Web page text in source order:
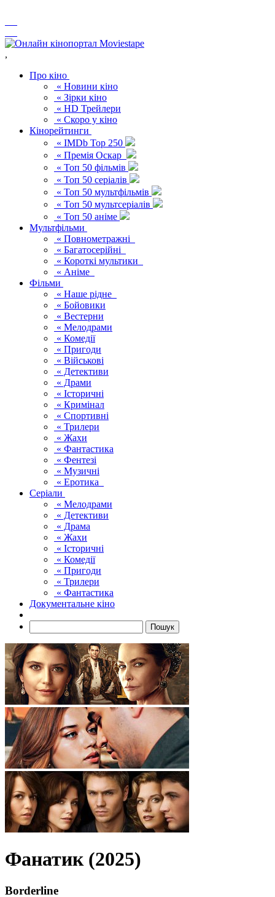
,
Про кіно
« Новини кіно
« Зірки кіно
« HD Трейлери
« Скоро у кіно
Кінорейтинги
« IMDb Top 250
« Премія Оскар
« Топ 50 фільмів
« Топ 50 серіалів
« Топ 50 мультфільмів
« Топ 50 мультсеріалів
« Топ 50 аніме
Мультфільми
« Повнометражні
« Багатосерійні
« Короткі мультики
« Аніме
Фільми
« Наше рідне
« Бойовики
« Вестерни
« Мелодрами
« Комедії
« Пригоди
« Військові
« Детективи
« Драми
« Історичні
« Кримінал
« Спортивні
« Трилери
« Жахи
« Фантастика
« Фентезі
« Музичні
« Еротика
Серіали
« Мелодрами
« Детективи
« Драма
« Жахи
« Історичні
« Комедії
« Пригоди
« Трилери
« Фантастика
Документальне кіно
Пошук
Фанатик (2025)
Borderline